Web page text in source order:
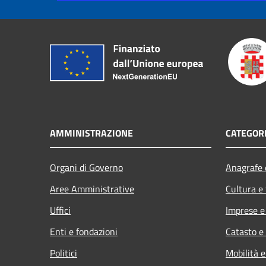
AMMINISTRAZIONE
Organi di Governo
Aree Amministrative
Uffici
Enti e fondazioni
Politici
Cultura
Imprese
Catasto
Mobilità